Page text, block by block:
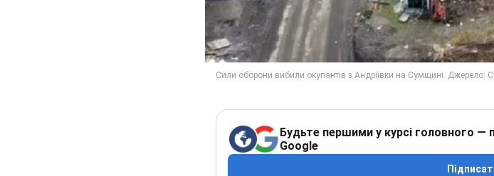
Будьте першими у курсі головного —
Google